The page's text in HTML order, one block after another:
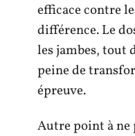
efficace contre
différence. Le
les jambes, tout
peine de
épreuve.
Autre point à ne